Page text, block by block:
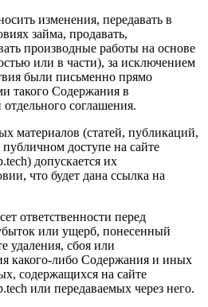
изменения, передавать в
займа, продавать,
производные работы на основе
или в части), за исключением
были письменно прямо
такого Содержания в
соглашения.
материалов (статей, публикаций,
доступе на сайте
допускается их
что будет дана ссылка на
ответственности перед
или ущерб, понесенный
удаления, сбоя или
какого-либо Содержания и иных
содержащихся на сайте
или передаваемых через него.